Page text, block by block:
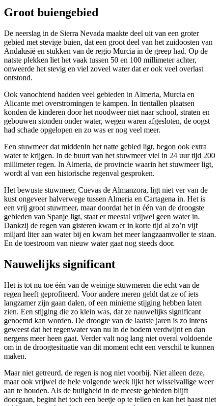
Groot buiengebied
De neerslag in de Sierra Nevada maakte deel uit van een groter
gebied met stevige buien, dat een groot deel van het zuidoosten van
Andalusië en stukken van de regio Murcia in de greep had. Op de
natste plekken liet het vaak tussen 50 en 100 millimeter achter,
onweerde het stevig en viel zoveel water dat er ook veel overlast
ontstond.
Ook vanochtend hadden veel gebieden in Almeria, Murcia en
Alicante met overstromingen te kampen. In tientallen plaatsen
konden de kinderen door het noodweer niet naar school, straten en
gebouwen stonden onder water, wegen waren afgesloten, de oogst
had schade opgelopen en zo was er nog veel meer.
Een stuwmeer dat middenin het natte gebied ligt, begon ook extra
water te krijgen. In de buurt van het stuwmeer viel in 24 uur tijd 200
millimeter regen. In Almeria, de provincie waarin het stuwmeer ligt,
wordt al van een historische regenval gesproken.
Het bewuste stuwmeer, Cuevas de Almanzora, ligt niet ver van de
kust ongeveer halverwege tussen Almeria en Cartagena in. Het is
een vrij groot stuwmeer, maar doordat het in één van de droogste
gebieden van Spanje ligt, staat er meestal vrijwel geen water in.
Dankzij de regen van gisteren kwam er in korte tijd al zo’n vijf
miljard liter aan water bij en kwam het meer langzaamvoller te staan.
En de toestroom van nieuw water gaat nog steeds door.
Nauwelijks significant
Het is tot nu toe één van de weinige stuwmeren die echt van de
regen heeft geprofiteerd. Voor andere meren geldt dat ze of iets
langzamer zijn gaan dalen, of een minieme stijging hebben laten
zien. Een stijging die zo klein was, dat ze nauwelijks significant
genoemd kan worden. De droogte van de laatste jaren is zo intens
geweest dat het regenwater van nu in de bodem verdwijnt en dan
nergens meer heen gaat. Verder valt nog lang niet overal voldoende
om in de droogtesituatie van dit moment echt een verschil te kunnen
maken.
Maar niet getreurd, de regen is nog niet voorbij. Niet alleen deze,
maar ook vrijwel de hele volgende week lijkt het wisselvallige weer
aan te houden. Als de buiigheid in de meeste gebieden blijft
doorgaan, begint het toch een beetje op te tellen en kan het haast niet